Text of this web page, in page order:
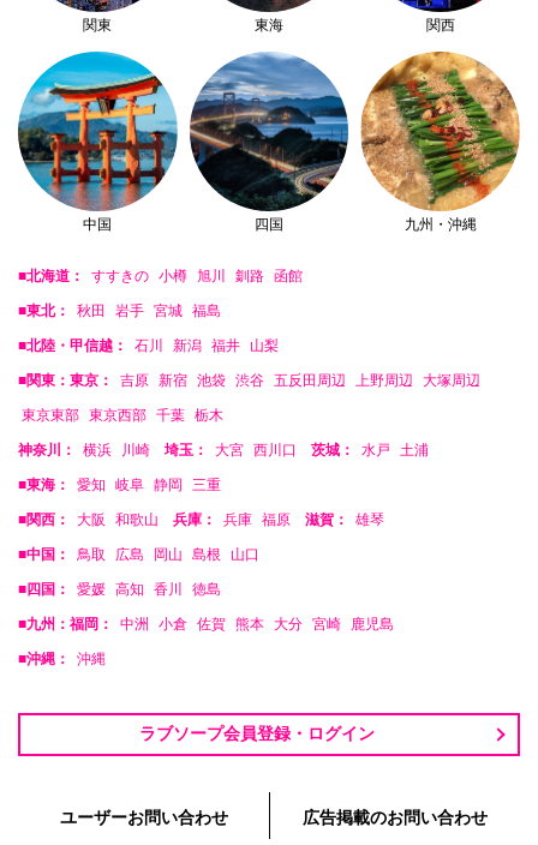
関東 東海 関西
中国 四国 九州・沖縄
■北海道： すすきの 小樽 旭川 釧路 函館
■東北： 秋田 岩手 宮城 福島
■北陸・甲信越： 石川 新潟 福井 山梨
■関東：東京： 吉原 新宿 池袋 渋谷 五反田周辺 上野周辺 大塚周辺
東京東部 東京西部 千葉 栃木
神奈川： 横浜 川崎 埼玉： 大宮 西川口 茨城： 水戸 土浦
■東海： 愛知 岐阜 静岡 三重
■関西： 大阪 和歌山 兵庫： 兵庫 福原 滋賀： 雄琴
■中国： 鳥取 広島 岡山 島根 山口
■四国： 愛媛 高知 香川 徳島
■九州：福岡： 中洲 小倉 佐賀 熊本 大分 宮崎 鹿児島
■沖縄： 沖縄
ラブソープ会員登録・ログイン
ユーザーお問い合わせ 広告掲載のお問い合わせ